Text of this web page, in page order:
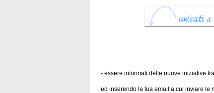
- essere informati delle nuove iniziative
ed inserendo la tua email a cui inviare le